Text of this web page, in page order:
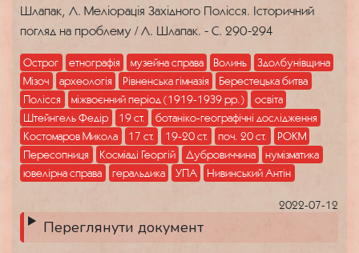
Шлапак, Л. Меліорація Західного Полісся. Історичний
погляд на проблему / Л. Шлапак. - С. 290-294
Острог етнографія музейна справа Волинь
Здолбунівщина
Мізоч
археологія Рівненська гімназія
Берестецька битва
Полісся
міжвоєнний період (1919-1939 рр.)
освіта
Штейнгель Федір
19 ст.
ботаніко-географічні дослідження
Костомаров Микола
17 ст. 19-20 ст. поч. 20 ст.
РОКМ
Пересопниця
Косміаді Георгій Дубровиччина
нумізматика
ювелірна справа
геральдика УПА Нивинський Антін
2022-07-12
Переглянути документ